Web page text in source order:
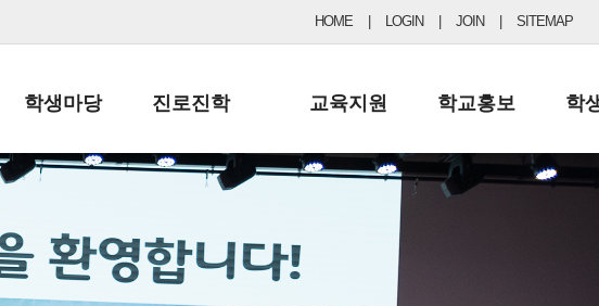
HOME LOGIN JOIN SITEMAP
학생마당
학생생활규정
학교신문
자율진로동아리
진로진학
공지사항 및 입시자료
드림레터
교육지원
행정실
학교운영위원회
학교홍보
보도자료
학